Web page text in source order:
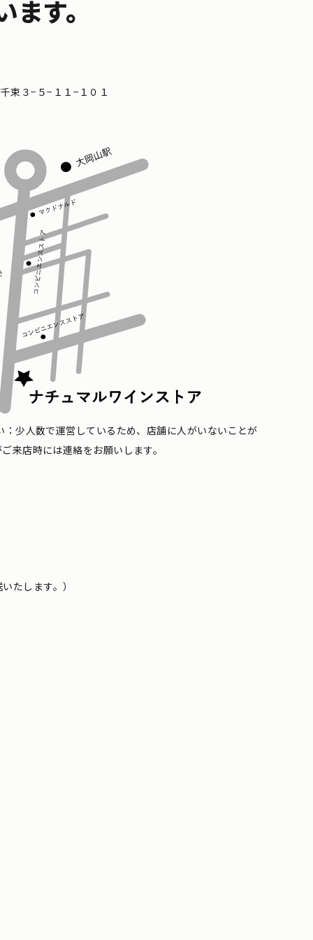
す。
束３−５−１１−１０１
少人数で運営しているため、店舗に人がいないことが
来店時には連絡をお願いします。
たします。）